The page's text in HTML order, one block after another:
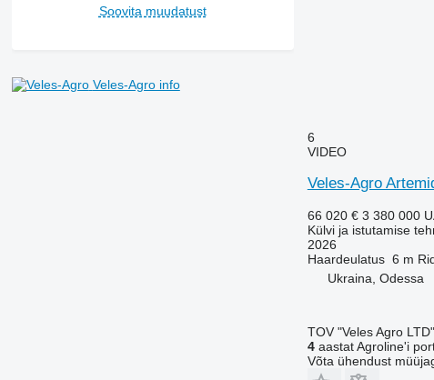
Soovita muudatust
Veles-Agro info
6
VIDEO
Veles-Agro
66 020 € 3 380 000
Külvi ja istutamise
2026
Haardeulatus 6 m
Ukraina, Odessa
TOV "Veles Agro LTD"
4aastat Agroline'i
Võta ühendust